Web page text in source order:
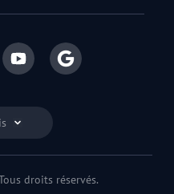
droits réservés.